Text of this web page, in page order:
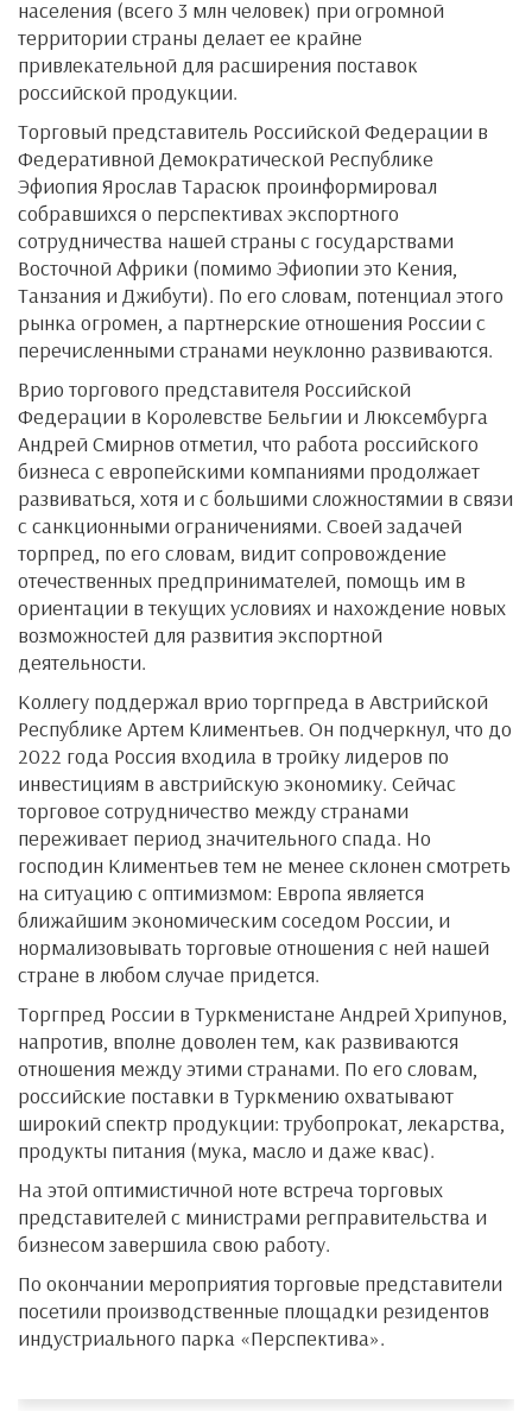
населения (всего 3 млн человек) при огромной
территории страны делает ее крайне
привлекательной для расширения поставок
российской продукции.
Торговый представитель Российской Федерации в
Федеративной Демократической Республике
Эфиопия Ярослав Тарасюк проинформировал
собравшихся о перспективах экспортного
сотрудничества нашей страны с государствами
Восточной Африки (помимо Эфиопии это Кения,
Танзания и Джибути). По его словам, потенциал этого
рынка огромен, а партнерские отношения России с
перечисленными странами неуклонно развиваются.
Врио торгового представителя Российской
Федерации в Королевстве Бельгии и Люксембурга
Андрей Смирнов отметил, что работа российского
бизнеса с европейскими компаниями продолжает
развиваться, хотя и с большими сложностямии в связи
с санкционными ограничениями. Своей задачей
торпред, по его словам, видит сопровождение
отечественных предпринимателей, помощь им в
ориентации в текущих условиях и нахождение новых
возможностей для развития экспортной
деятельности.
Коллегу поддержал врио торгпреда в Австрийской
Республике Артем Климентьев. Он подчеркнул, что до
2022 года Россия входила в тройку лидеров по
инвестициям в австрийскую экономику. Сейчас
торговое сотрудничество между странами
переживает период значительного спада. Но
господин Климентьев тем не менее склонен смотреть
на ситуацию с оптимизмом: Европа является
ближайшим экономическим соседом России, и
нормализовывать торговые отношения с ней нашей
стране в любом случае придется.
Торгпред России в Туркменистане Андрей Хрипунов,
напротив, вполне доволен тем, как развиваются
отношения между этими странами. По его словам,
российские поставки в Туркмению охватывают
широкий спектр продукции: трубопрокат, лекарства,
продукты питания (мука, масло и даже квас).
На этой оптимистичной ноте встреча торговых
представителей с министрами регправительства и
бизнесом завершила свою работу.
По окончании мероприятия торговые представители
посетили производственные площадки резидентов
индустриального парка «Перспектива».